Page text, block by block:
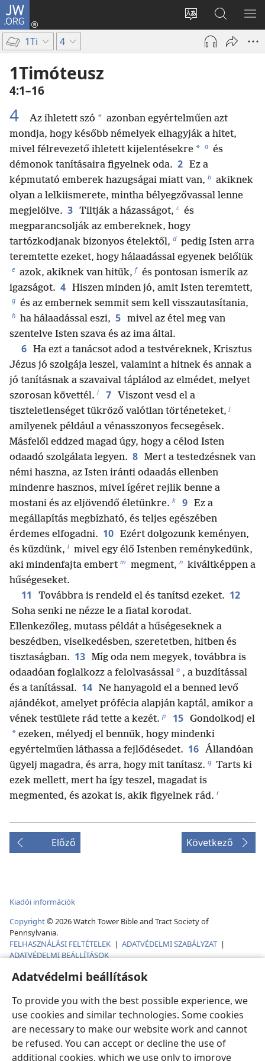
Adatvédelmi beállítások
To provide you with the best possible experience, we
use cookies and similar technologies. Some cookies
are necessary to make our website work and cannot
be refused. You can accept or decline the use of
additional cookies, which we use only to improve
JW.ORG
Oldal
nyelvének
megváltoztatása
Bejelentkezés
(opens
window)
Keresés
a jw.org
honlapon
1Ti 4
1Timóteusz
4:1–16
4 Az ihletett szó * azonban egyértelműen azt
mondja, hogy később némelyek elhagyják a hitet,
mivel félrevezető ihletett kijelentésekre * a és
démonok tanításaira figyelnek oda. 2 Ez a
képmutató emberek hazugságai miatt van, b akiknek
olyan a lelkiismerete, mintha bélyegzővassal lenne
megjelölve. 3 Tiltják a házasságot, c és
megparancsolják az embereknek, hogy
tartózkodjanak bizonyos ételektől, d pedig Isten arra
teremtette ezeket, hogy hálaadással egyenek belőlük
e azok, akiknek van hitük, f és pontosan ismerik az
igazságot. 4 Hiszen minden jó, amit Isten teremtett,
g és az embernek semmit sem kell visszautasítania,
h ha hálaadással eszi, 5 mivel az étel meg van
szentelve Isten szava és az ima által.
6 Ha ezt a tanácsot adod a testvéreknek, Krisztus
Jézus jó szolgája leszel, valamint a hitnek és annak a
jó tanításnak a szavaival táplálod az elmédet, melyet
szorosan követtél. i 7 Viszont vesd el a
tiszteletlenséget tükröző valótlan történeteket, j
amilyenek például a vénasszonyos fecsegések.
Másfelől eddzed magad úgy, hogy a célod Isten
odaadó szolgálata legyen. 8 Mert a testedzésnek van
némi haszna, az Isten iránti odaadás ellenben
mindenre hasznos, mivel ígéret rejlik benne a
mostani és az eljövendő életünkre. k 9 Ez a
megállapítás megbízható, és teljes egészében
érdemes elfogadni. 10 Ezért dolgozunk keményen,
és küzdünk, l mivel egy élő Istenben reménykedünk,
aki mindenfajta embert m megment, n kiváltképpen a
hűségeseket.
11 Továbbra is rendeld el és tanítsd ezeket. 12
Soha senki ne nézze le a fiatal korodat.
Ellenkezőleg, mutass példát a hűségeseknek a
beszédben, viselkedésben, szeretetben, hitben és
tisztaságban. 13 Míg oda nem megyek, továbbra is
odaadóan foglalkozz a felolvasással o , a buzdítással
és a tanítással. 14 Ne hanyagold el a benned levő
ajándékot, amelyet prófécia alapján kaptál, amikor a
vének testülete rád tette a kezét. p 15 Gondolkodj el
* ezeken, mélyedj el bennük, hogy mindenki
egyértelműen láthassa a fejlődésedet. 16 Állandóan
ügyelj magadra, és arra, hogy mit tanítasz. q Tarts ki
ezek mellett, mert ha így teszel, magadat is
megmented, és azokat is, akik figyelnek rád. r
Előző Következő
Kiadói információk
Copyright© 2026Watch Tower Bible and Tract Society of
Pennsylvania.
FELHASZNÁLÁSI FELTÉTELEK | ADATVÉDELMI SZABÁLYZAT |
ADATVÉDELMI BEÁLLÍTÁSOK